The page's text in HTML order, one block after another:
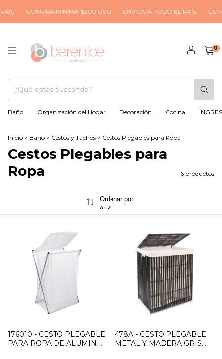
COMPRA MÍNIMA $200.000 ENVÍOS A TODO EL PAÍS
0
Baño Organización del Hogar Decoración Cocina
Inicio > Baño > Cestos y Tachos > Cestos Plegables para Ropa
Cestos Plegables para
Ropa
6 productos
Ordenar por:
A - Z
176010 - CESTO PLEGABLE
PARA ROPA DE ALUMINIO
478A - CESTO PLEGABLE
METAL Y MADERA GRIS